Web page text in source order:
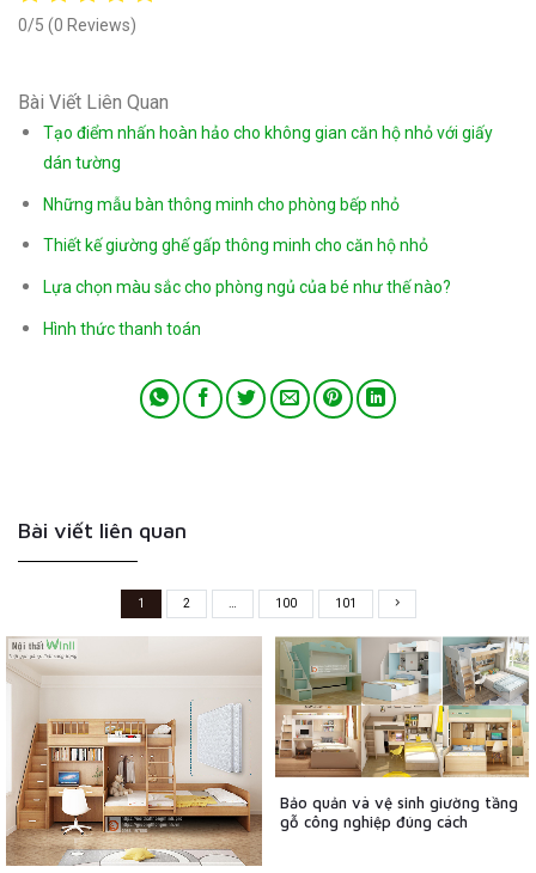
0/5 (0 Reviews)
Bài Viết Liên Quan
Tạo điểm nhấn hoàn hảo cho không gian căn hộ nhỏ với giấy
dán tường
Những mẫu bàn thông minh cho phòng bếp nhỏ
Thiết kế giường ghế gấp thông minh cho căn hộ nhỏ
Lựa chọn màu sắc cho phòng ngủ của bé như thế nào?
Hình thức thanh toán
Bài viết liên quan
1 2 100 101
Bảo quản và vệ sinh giường tầng
gỗ công nghiệp đúng cách